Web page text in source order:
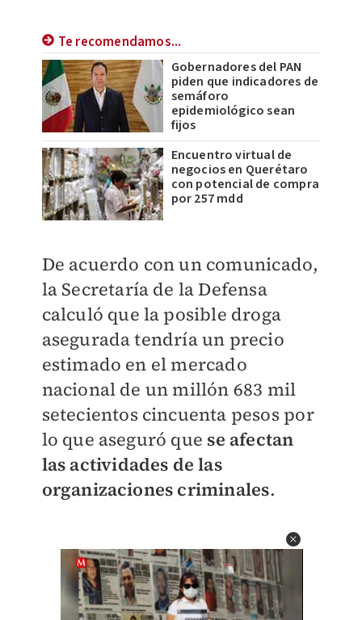
Te recomendamos...
Gobernadores del PAN
piden que indicadores de
semáforo
epidemiológico sean
fijos
Encuentro virtual de
negocios en Querétaro
con potencial de compra
por 257 mdd
​De acuerdo con un comunicado,
la Secretaría de la Defensa
calculó que la posible droga
asegurada tendría un precio
estimado en el mercado
nacional de un millón 683 mil
setecientos cincuenta pesos por
lo que aseguró que se afectan
las actividades de las
organizaciones criminales.